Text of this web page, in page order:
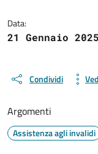
Data:
21 Gennaio 2025
Condividi
Argomenti
Assistenza agli invalidi